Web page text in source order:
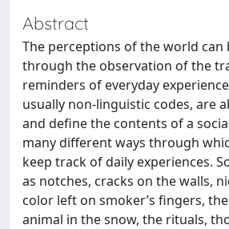
Abstract
The perceptions of the world can
through the observation of the
reminders of everyday
usually non-linguistic codes, are
and define the contents of a
many different ways through
keep track of daily experiences.
as notches, cracks on the walls,
color left on smoker’s fingers,
animal in the snow, the rituals,